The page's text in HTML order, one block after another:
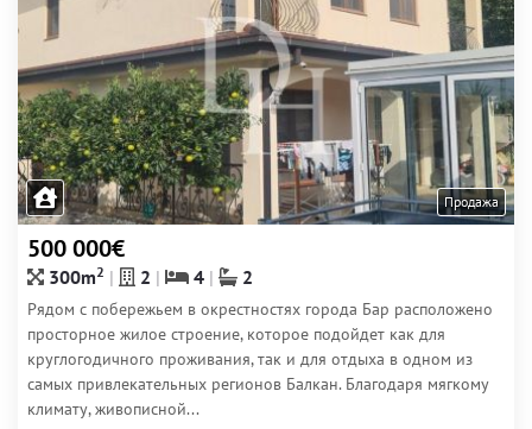
Продажа
500 000€
300m2 2 4 2
Рядом с побережьем в окрестностях города Бар расположено
просторное жилое строение, которое подойдет как для
круглогодичного проживания, так и для отдыха в одном из
самых привлекательных регионов Балкан. Благодаря мягкому
климату, живописной...